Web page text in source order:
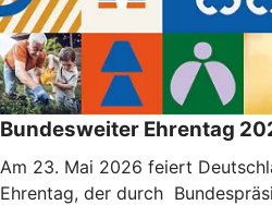
Bundesweiter Ehrentag
Am 23. Mai 2026 feiert
Ehrentag, der durch